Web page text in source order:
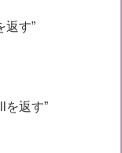
返す”
を返す”